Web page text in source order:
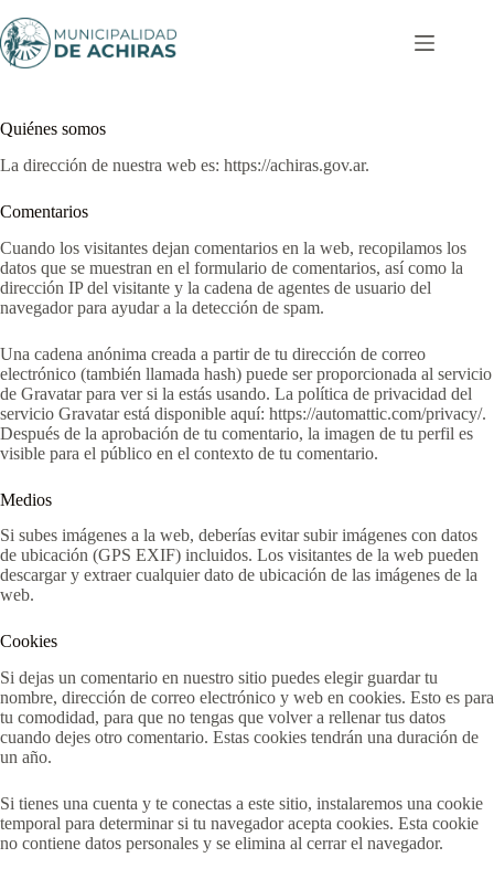
al
contenido
Privacy Policy
Quiénes somos
La dirección de nuestra web es: https://achiras.gov.ar.
Comentarios
Cuando los visitantes dejan comentarios en la web, recopilamos los
datos que se muestran en el formulario de comentarios, así como la
dirección IP del visitante y la cadena de agentes de usuario del
navegador para ayudar a la detección de spam.
Una cadena anónima creada a partir de tu dirección de correo
electrónico (también llamada hash) puede ser proporcionada al servicio
de Gravatar para ver si la estás usando. La política de privacidad del
servicio Gravatar está disponible aquí: https://automattic.com/privacy/.
Después de la aprobación de tu comentario, la imagen de tu perfil es
visible para el público en el contexto de tu comentario.
Medios
Si subes imágenes a la web, deberías evitar subir imágenes con datos
de ubicación (GPS EXIF) incluidos. Los visitantes de la web pueden
descargar y extraer cualquier dato de ubicación de las imágenes de la
web.
Cookies
Si dejas un comentario en nuestro sitio puedes elegir guardar tu
nombre, dirección de correo electrónico y web en cookies. Esto es para
tu comodidad, para que no tengas que volver a rellenar tus datos
cuando dejes otro comentario. Estas cookies tendrán una duración de
un año.
Si tienes una cuenta y te conectas a este sitio, instalaremos una cookie
temporal para determinar si tu navegador acepta cookies. Esta cookie
no contiene datos personales y se elimina al cerrar el navegador.